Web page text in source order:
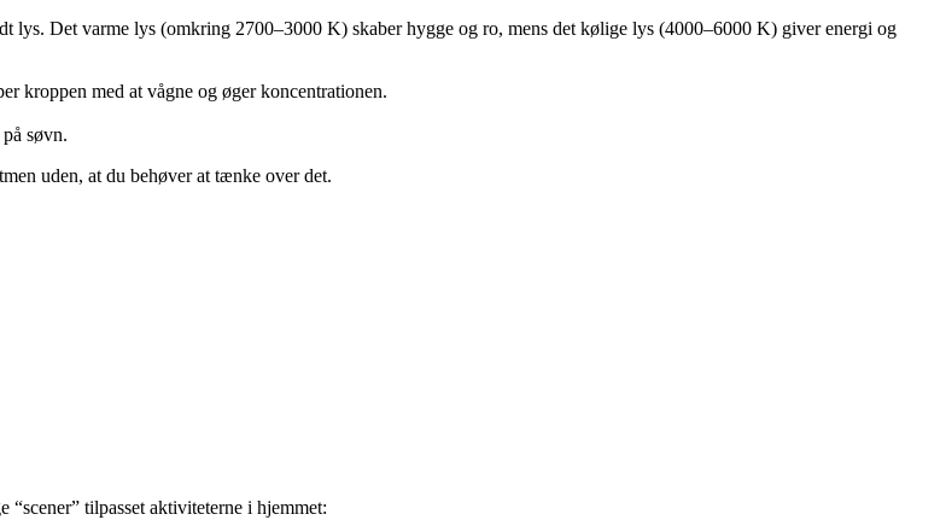
Det varme lys (omkring 2700–3000 K) skaber hygge og ro, mens det kølige lys (4000–6000 K) giver energi og
kroppen med at vågne og øger koncentrationen.
søvn.
uden, at du behøver at tænke over det.
tilpasset aktiviteterne i hjemmet: